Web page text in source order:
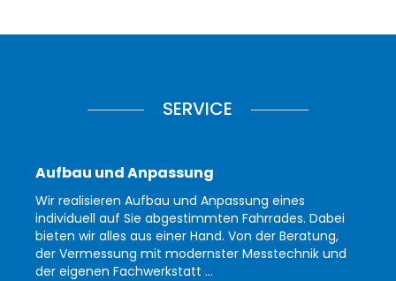
SERVICE
Aufbau und Anpassung
Wir realisieren Aufbau und Anpassung eines
individuell auf Sie abgestimmten Fahrrades. Dabei
bieten wir alles aus einer Hand. Von der Beratung,
der Vermessung mit modernster Messtechnik und
der eigenen Fachwerkstatt ...